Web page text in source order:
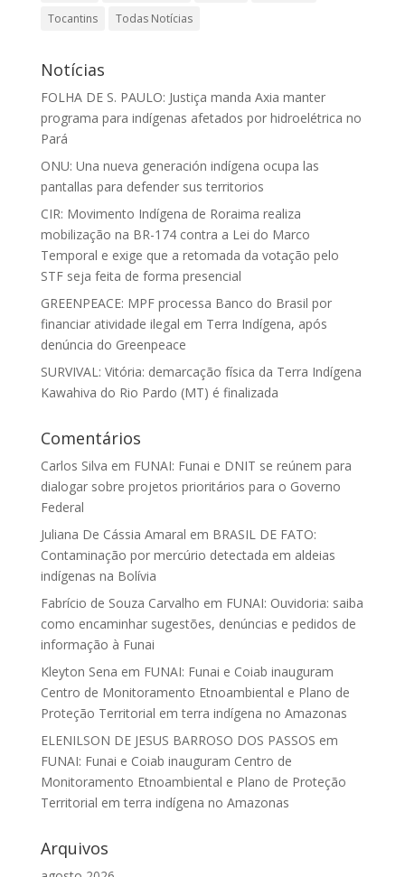
Tocantins
Todas Notícias
Notícias
FOLHA DE S. PAULO: Justiça manda Axia manter
programa para indígenas afetados por hidroelétrica no
Pará
ONU: Una nueva generación indígena ocupa las
pantallas para defender sus territorios
CIR: Movimento Indígena de Roraima realiza
mobilização na BR-174 contra a Lei do Marco
Temporal e exige que a retomada da votação pelo
STF seja feita de forma presencial
GREENPEACE: MPF processa Banco do Brasil por
financiar atividade ilegal em Terra Indígena, após
denúncia do Greenpeace
SURVIVAL: Vitória: demarcação física da Terra Indígena
Kawahiva do Rio Pardo (MT) é finalizada
Comentários
Carlos Silva em FUNAI: Funai e DNIT se reúnem para
dialogar sobre projetos prioritários para o Governo
Federal
Juliana De Cássia Amaral em BRASIL DE FATO:
Contaminação por mercúrio detectada em aldeias
indígenas na Bolívia
Fabrício de Souza Carvalho em FUNAI: Ouvidoria: saiba
como encaminhar sugestões, denúncias e pedidos de
informação à Funai
Kleyton Sena em FUNAI: Funai e Coiab inauguram
Centro de Monitoramento Etnoambiental e Plano de
Proteção Territorial em terra indígena no Amazonas
ELENILSON DE JESUS BARROSO DOS PASSOS em
FUNAI: Funai e Coiab inauguram Centro de
Monitoramento Etnoambiental e Plano de Proteção
Territorial em terra indígena no Amazonas
Arquivos